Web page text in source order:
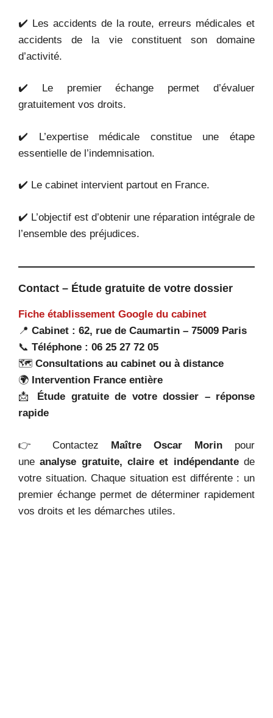
✔️ Les accidents de la route, erreurs médicales et
accidents de la vie constituent son domaine
d’activité.
✔️ Le premier échange permet d’évaluer
gratuitement vos droits.
✔️ L’expertise médicale constitue une étape
essentielle de l’indemnisation.
✔️ Le cabinet intervient partout en France.
✔️ L’objectif est d’obtenir une réparation intégrale de
l’ensemble des préjudices.
Contact – Étude gratuite de votre dossier
Fiche établissement Google du cabinet
📍 Cabinet : 62, rue de Caumartin – 75009 Paris
📞 Téléphone : 06 25 27 72 05
🗺️ Consultations au cabinet ou à distance
🌍 Intervention France entière
📩 Étude gratuite de votre dossier – réponse
rapide
👉 Contactez Maître Oscar Morin pour
uneanalyse gratuite, claire et indépendantede
votre situation. Chaque situation est différente : un
premier échange permet de déterminer rapidement
vos droits et les démarches utiles.